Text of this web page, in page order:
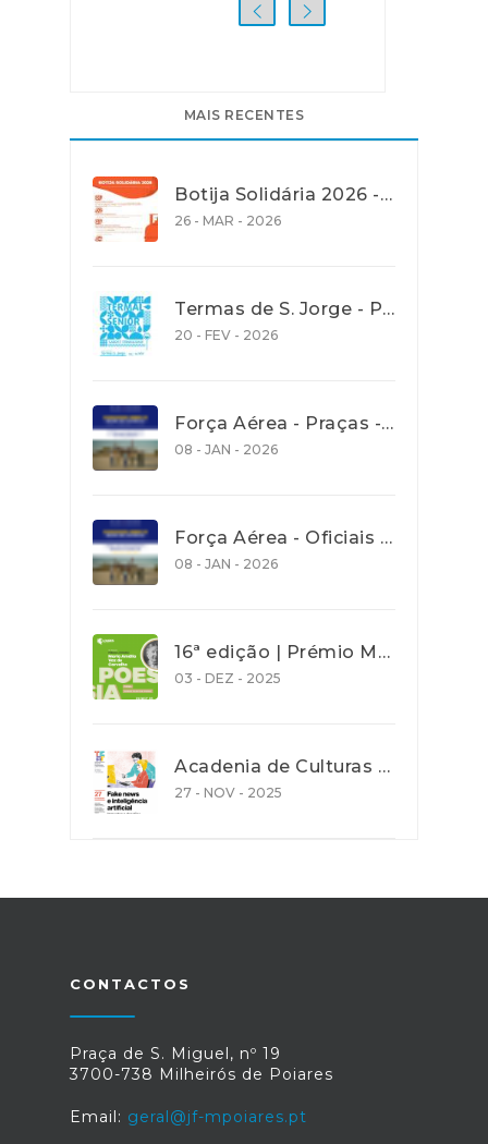
MAIS RECENTES
Botija Solidária 2026 - Apoio na Aquisição de Gás de Petróleo Liquefeito (GPL) em garrafa
26 - MAR - 2026
Termas de S. Jorge - Programa Termalsenior’26
20 - FEV - 2026
Força Aérea - Praças - Concurso aberto para recrutamento de jovens com idades entre os 18 e os 27 anos - até 30 Janeiro 2026
08 - JAN - 2026
Força Aérea - Oficiais - Concurso aberto para recrutamento de jovens com idades entre os 18 e os 27 anos - até 30 Janeiro 2026
08 - JAN - 2026
16ª edição | Prémio Maria Amália Vaz de Carvalho| Poesia 2026 - Prazo de entrega de trabalho 31 Dez. 2025
03 - DEZ - 2025
Acadenia de Culturas e Cooperação - Ação de promoção de literacia e competências digitais
27 - NOV - 2025
CONTACTOS
Praça de S. Miguel, nº 19
3700-738 Milheirós de Poiares
Email: geral@jf-mpoiares.pt